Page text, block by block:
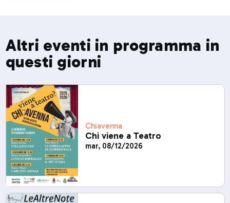
Altri eventi in programma in
questi giorni
Chiavenna
Chi viene a Teatro
mar, 08/12/2026